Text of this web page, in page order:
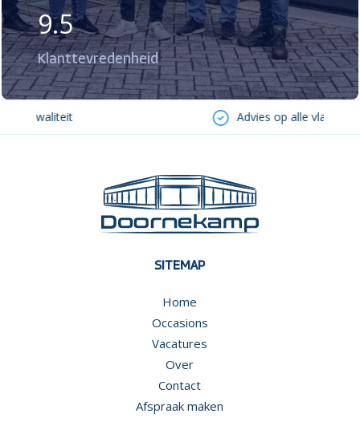
9.5
Klanttevredenheid
Advies op alle vlakken
SITEMAP
Home
Occasions
Vacatures
Over
Contact
Afspraak maken